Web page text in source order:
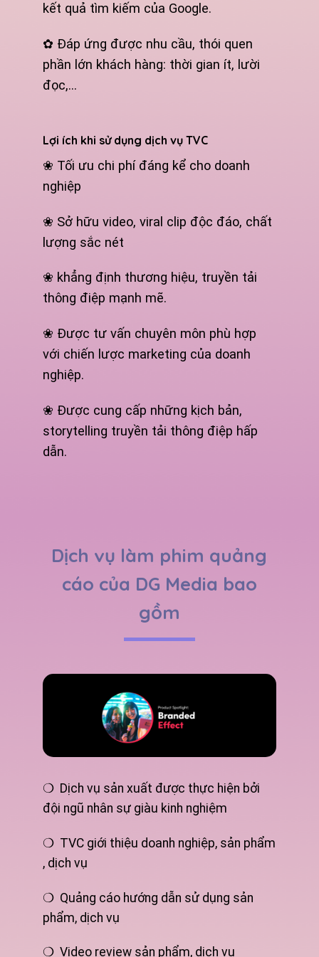
kết quả tìm kiếm của Google.
✿ Đáp ứng được nhu cầu, thói quen
phần lớn khách hàng: thời gian ít, lười
đọc,…
Lợi ích khi sử dụng dịch vụ TVC
❀ Tối ưu chi phí đáng kể cho doanh
nghiệp
❀ Sở hữu video, viral clip độc đáo, chất
lượng sắc nét
❀ khẳng định thương hiệu, truyền tải
thông điệp mạnh mẽ.
❀ Được tư vấn chuyên môn phù hợp
với chiến lược marketing của doanh
nghiệp.
❀ Được cung cấp những kịch bản,
storytelling truyền tải thông điệp hấp
dẫn.
Dịch vụ làm phim quảng
cáo của DG Media bao
gồm
❍ Dịch vụ sản xuất được thực hiện bởi
đội ngũ nhân sự giàu kinh nghiệm
❍ TVC giới thiệu doanh nghiệp, sản phẩm
, dịch vụ
❍ Quảng cáo hướng dẫn sử dụng sản
phẩm, dịch vụ
❍ Video review sản phẩm, dịch vụ